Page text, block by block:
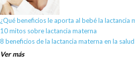
¿Qué beneficios le aporta al bebé la lactancia
10 mitos sobre lactancia materna
8 beneficios de la lactancia materna en la
Ver más